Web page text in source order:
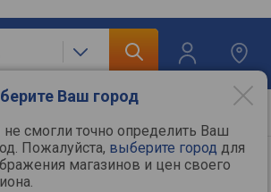
Ваш город
смогли точно определить Ваш
Пожалуйста, выберите город для
магазинов и цен своего
техника/ Комплектующие